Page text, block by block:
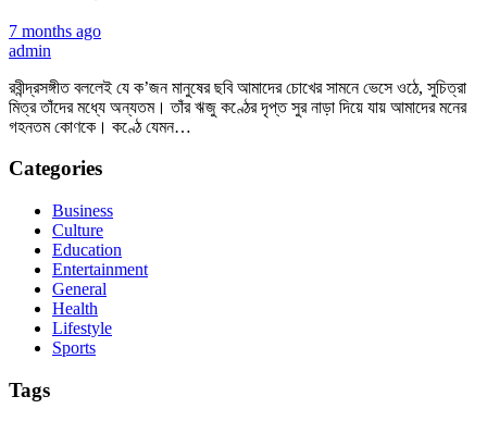
7 months ago
admin
রবীন্দ্রসঙ্গীত বললেই যে ক’জন মানুষের ছবি আমাদের চোখের সামনে ভেসে ওঠে, সুচিত্রা
মিত্র তাঁদের মধ্যে অন্যতম। তাঁর ঋজু কণ্ঠের দৃপ্ত সুর নাড়া দিয়ে যায় আমাদের মনের
গহনতম কোণকে। কণ্ঠে যেমন…
Categories
Business
Culture
Education
Entertainment
General
Health
Lifestyle
Sports
Tags